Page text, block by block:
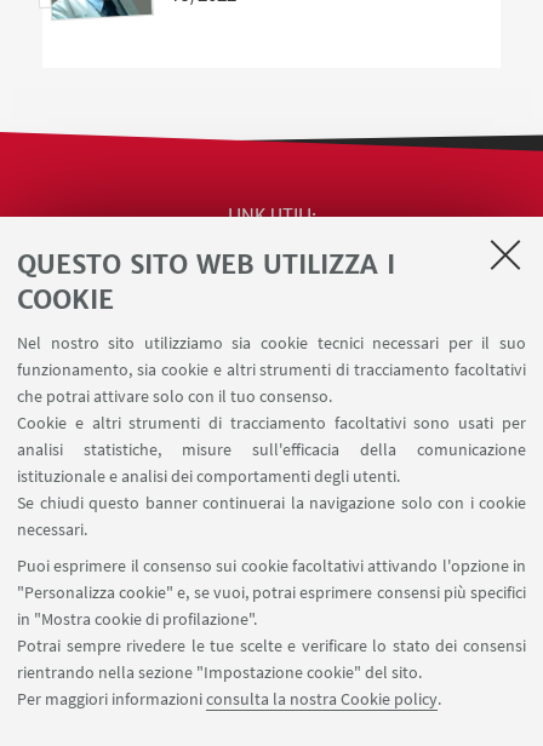
QUESTO SITO WEB UTILIZZA I
COOKIE
Nel nostro sito utilizziamo sia cookie tecnici necessari per il suo
funzionamento, sia cookie e altri strumenti di tracciamento facoltativi
che potrai attivare solo con il tuo consenso.
Cookie e altri strumenti di tracciamento facoltativi sono usati per
analisi statistiche, misure sull'efficacia della comunicazione
istituzionale e analisi dei comportamenti degli utenti.
Se chiudi questo banner continuerai la navigazione solo con i cookie
necessari.
Puoi esprimere il consenso sui cookie facoltativi attivando l'opzione in
"Personalizza cookie" e, se vuoi, potrai esprimere consensi più specifici
in "Mostra cookie di profilazione".
Potrai sempre rivedere le tue scelte e verificare lo stato dei consensi
rientrando nella sezione "Impostazione cookie" del sito.
Per maggiori informazioniconsulta la nostra Cookie policy.
LINK UTILI
Contatti
comunicazione (riservato ai docenti)
Carta dei servizi
SEGUI IL DIPARTIMENTO SU:
SEGUI UNIBO SU:
APP: